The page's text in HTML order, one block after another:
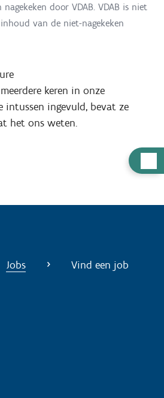
u
p
door VDAB. VDAB is niet
van de niet-nagekeken
keren in onze
intussen ingevuld, bevat ze
het ons weten.
Jobs Vind een job